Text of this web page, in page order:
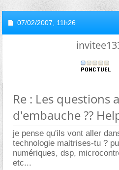
07/02/2007, 11h26
Re : Les questions
d'embauche ??
je pense qu'ils vont aller
technologie maitrises-tu ?
numériques, dsp,
etc...